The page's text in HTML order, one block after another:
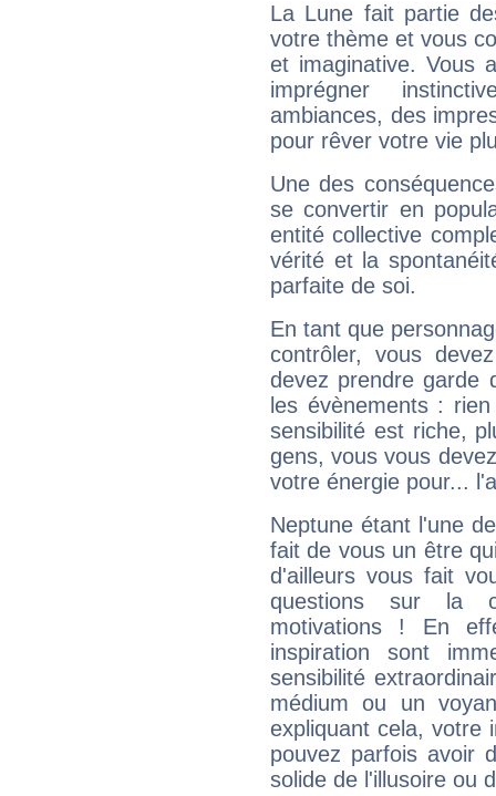
La Lune fait partie
votre thème et vous
et imaginative. Vous
imprégner
ambiances, des
pour rêver votre vie
Une des
se convertir en
entité collective
vérité et la
parfaite de soi.
En tant que
contrôler, vous
devez prendre garde
les évènements :
sensibilité est riche,
gens, vous vous
votre énergie pour...
Neptune étant l'une
fait de vous un être
d'ailleurs vous fait
questions sur la
motivations ! En
inspiration sont
sensibilité
médium ou un
expliquant cela, votre
pouvez parfois avoir
solide de l'illusoire ou